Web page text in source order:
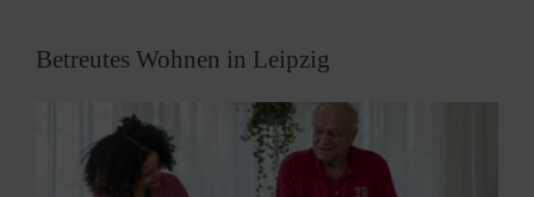
Betreutes Wohnen in Leipzig